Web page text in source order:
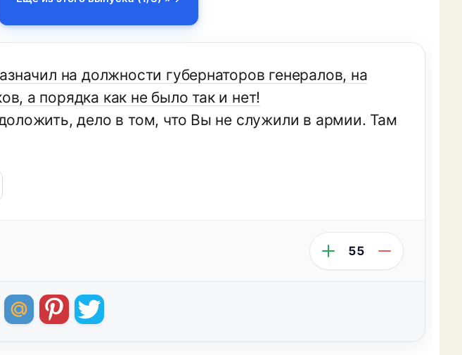
на должности губернаторов генералов, на
а порядка как не было так и нет!
дело в том, что Вы не служили в армии. Там
55